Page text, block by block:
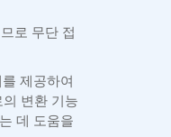
로 무단 접
제공하여
변환 기능
데 도움을